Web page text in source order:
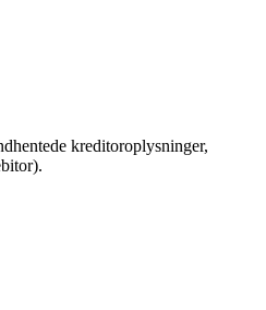
kreditoroplysninger,